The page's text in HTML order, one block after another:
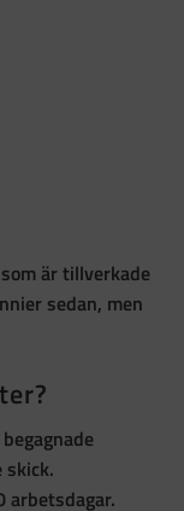
ärtillverkade
sedan, men
skick.
arbetsdagar.